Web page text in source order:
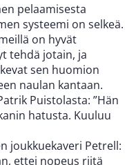
pelaamisesta
systeemi on selkeä.
on hyvät
tehdä jotain, ja
sen huomion
naulan kantaan.
Puistolasta: ”Hän
hatusta. Kuuluu
joukkuekaveri Petrell:
ettei nopeus riitä